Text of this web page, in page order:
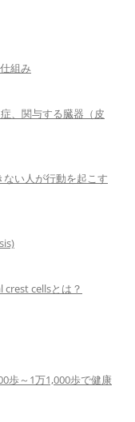
組み
、関与する臓器（皮
い人が行動を起こす
cellsとは？
歩～1万1,000歩で健康